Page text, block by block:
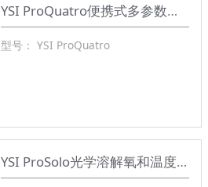
YSI ProQuatro便携式多参数水质仪
型号： YSI ProQuatro
YSI ProSolo光学溶解氧和温度计